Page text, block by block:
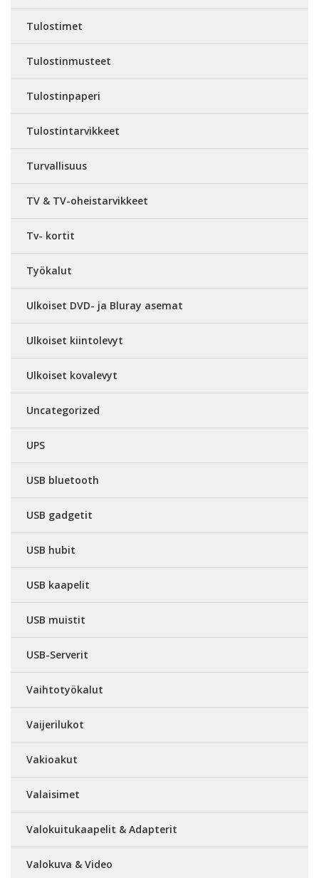
Tulostimet
Tulostinmusteet
Tulostinpaperi
Tulostintarvikkeet
Turvallisuus
TV & TV-oheistarvikkeet
Tv- kortit
Työkalut
Ulkoiset DVD- ja Bluray asemat
Ulkoiset kiintolevyt
Ulkoiset kovalevyt
Uncategorized
UPS
USB bluetooth
USB gadgetit
USB hubit
USB kaapelit
USB muistit
USB-Serverit
Vaihtotyökalut
Vaijerilukot
Vakioakut
Valaisimet
Valokuitukaapelit & Adapterit
Valokuva & Video